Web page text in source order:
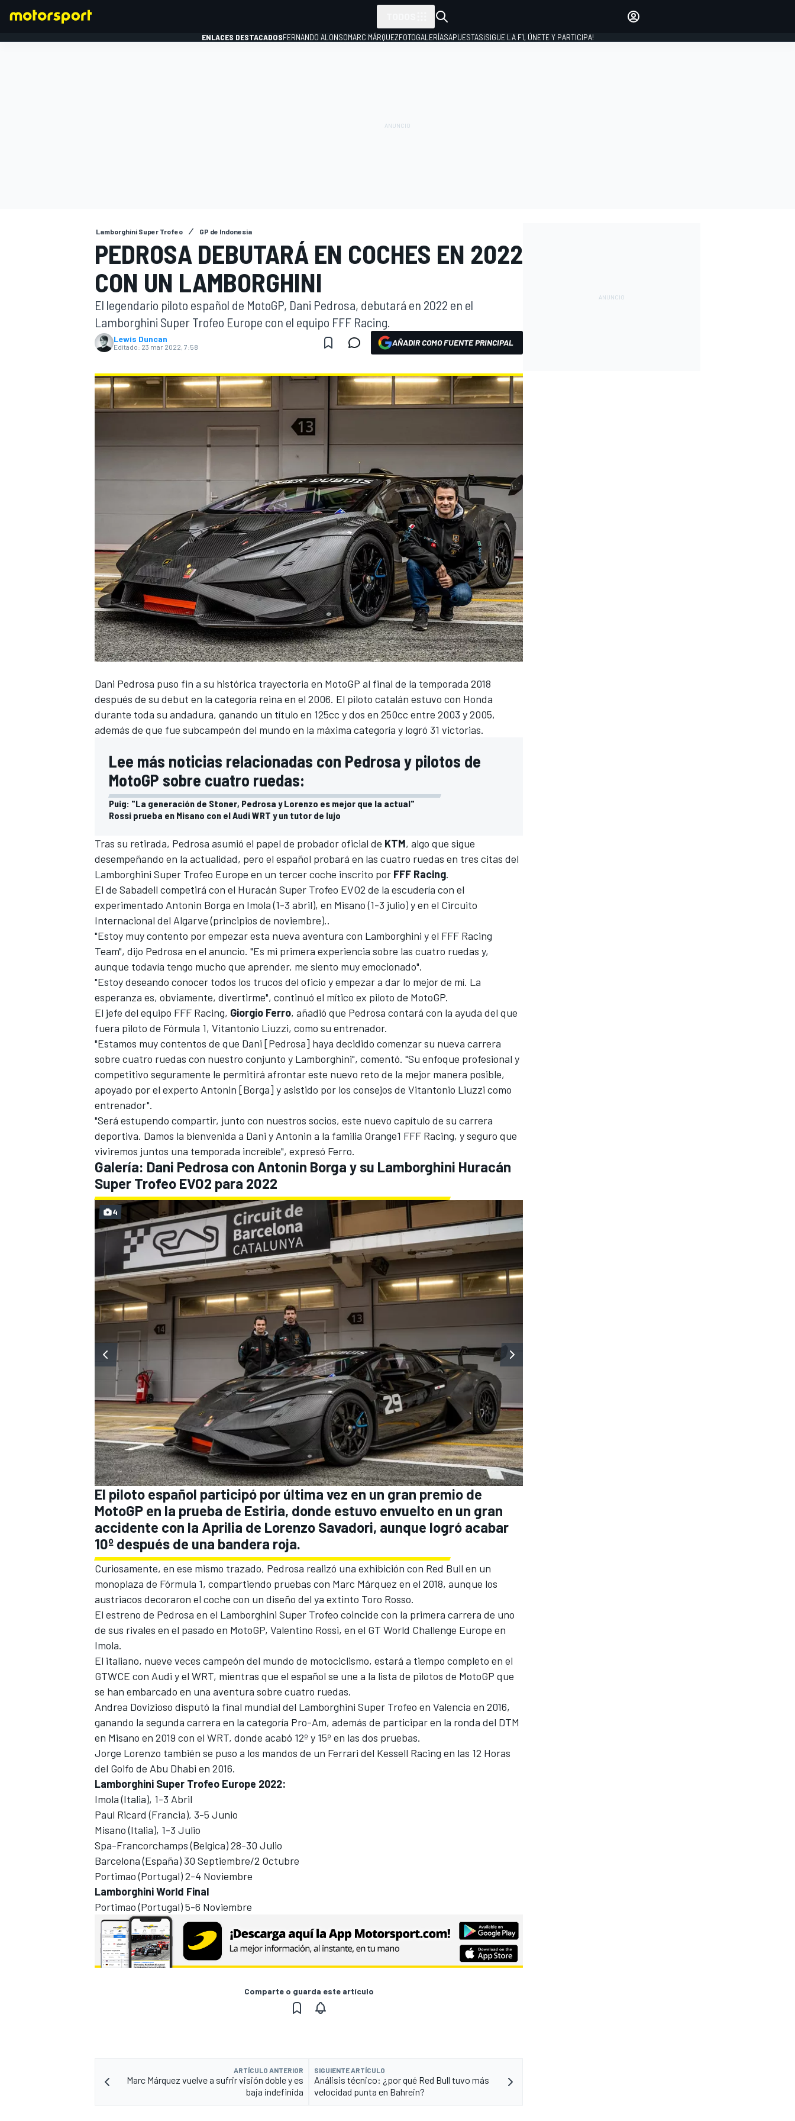
MÁS CATEGORÍAS
ENLACES DESTACADOSFERNANDO ALONSOMARC MÁRQUEZFOTOGALERÍASAPUESTAS¡SIGUE LA F1, ÚNETE Y PARTICIPA!
Lamborghini Super Trofeo GP de Indonesia
PEDROSA DEBUTARÁ EN COCHES EN 2022
CON UN LAMBORGHINI
El legendario piloto español de MotoGP, Dani Pedrosa, debutará en 2022 en el
Lamborghini Super Trofeo Europe con el equipo FFF Racing.
Lewis Duncan
Editado: 23 mar 2022, 7:58 AÑADIR COMO FUENTE PRINCIPAL
Dani Pedrosa puso fin a su histórica trayectoria en MotoGP al final de la temporada 2018
después de su debut en la categoría reina en el 2006. El piloto catalán estuvo con Honda
durante toda su andadura, ganando un título en 125cc y dos en 250cc entre 2003 y 2005,
además de que fue subcampeón del mundo en la máxima categoría y logró 31 victorias.
Lee más noticias relacionadas con Pedrosa y pilotos de
MotoGP sobre cuatro ruedas:
Puig: "La generación de Stoner, Pedrosa y Lorenzo es mejor que la actual"
Rossi prueba en Misano con el Audi WRT y un tutor de lujo
Tras su retirada, Pedrosa asumió el papel de probador oficial de KTM, algo que sigue
desempeñando en la actualidad, pero el español probará en las cuatro ruedas en tres citas del
Lamborghini Super Trofeo Europe en un tercer coche inscrito por FFF Racing.
El de Sabadell competirá con el Huracán Super Trofeo EVO2 de la escudería con el
experimentado Antonin Borga en Imola (1-3 abril), en Misano (1-3 julio) y en el Circuito
Internacional del Algarve (principios de noviembre)..
"Estoy muy contento por empezar esta nueva aventura con Lamborghini y el FFF Racing
Team", dijo Pedrosa en el anuncio. "Es mi primera experiencia sobre las cuatro ruedas y,
aunque todavía tengo mucho que aprender, me siento muy emocionado".
"Estoy deseando conocer todos los trucos del oficio y empezar a dar lo mejor de mí. La
esperanza es, obviamente, divertirme", continuó el mítico ex piloto de MotoGP.
El jefe del equipo FFF Racing, Giorgio Ferro, añadió que Pedrosa contará con la ayuda del que
fuera piloto de Fórmula 1, Vitantonio Liuzzi, como su entrenador.
"Estamos muy contentos de que Dani [Pedrosa] haya decidido comenzar su nueva carrera
sobre cuatro ruedas con nuestro conjunto y Lamborghini", comentó. "Su enfoque profesional y
competitivo seguramente le permitirá afrontar este nuevo reto de la mejor manera posible,
apoyado por el experto Antonin [Borga] y asistido por los consejos de Vitantonio Liuzzi como
entrenador".
"Será estupendo compartir, junto con nuestros socios, este nuevo capítulo de su carrera
deportiva. Damos la bienvenida a Dani y Antonin a la familia Orange1 FFF Racing, y seguro que
viviremos juntos una temporada increíble", expresó Ferro.
Galería: Dani Pedrosa con Antonin Borga y su Lamborghini Huracán
Super Trofeo EVO2 para 2022
4
El piloto español participó por última vez en un gran premio de
MotoGP en la prueba de Estiria, donde estuvo envuelto en un gran
accidente con la Aprilia de Lorenzo Savadori, aunque logró acabar
10º después de una bandera roja.
Curiosamente, en ese mismo trazado, Pedrosa realizó una exhibición con Red Bull en un
monoplaza de Fórmula 1, compartiendo pruebas con Marc Márquez en el 2018, aunque los
austriacos decoraron el coche con un diseño del ya extinto Toro Rosso.
El estreno de Pedrosa en el Lamborghini Super Trofeo coincide con la primera carrera de uno
de sus rivales en el pasado en MotoGP, Valentino Rossi, en el GT World Challenge Europe en
Imola.
El italiano, nueve veces campeón del mundo de motociclismo, estará a tiempo completo en el
GTWCE con Audi y el WRT, mientras que el español se une a la lista de pilotos de MotoGP que
se han embarcado en una aventura sobre cuatro ruedas.
Andrea Dovizioso disputó la final mundial del Lamborghini Super Trofeo en Valencia en 2016,
ganando la segunda carrera en la categoría Pro-Am, además de participar en la ronda del DTM
en Misano en 2019 con el WRT, donde acabó 12º y 15º en las dos pruebas.
Jorge Lorenzo también se puso a los mandos de un Ferrari del Kessell Racing en las 12 Horas
del Golfo de Abu Dhabi en 2016.
Lamborghini Super Trofeo Europe 2022:
Imola (Italia), 1-3 Abril
Paul Ricard (Francia), 3-5 Junio
Misano (Italia), 1-3 Julio
Spa-Francorchamps (Belgica) 28-30 Julio
Barcelona (España) 30 Septiembre/2 Octubre
Portimao (Portugal) 2-4 Noviembre
Lamborghini World Final
Portimao (Portugal) 5-6 Noviembre
Comparte o guarda este artículo
ARTÍCULO ANTERIOR
Marc Márquez vuelve a sufrir visión doble y es
baja indefinida
SIGUIENTE ARTÍCULO
Análisis técnico: ¿por qué Red Bull tuvo más
velocidad punta en Bahrein?